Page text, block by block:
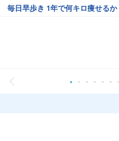
毎日早歩き 1年で何キロ痩せるか